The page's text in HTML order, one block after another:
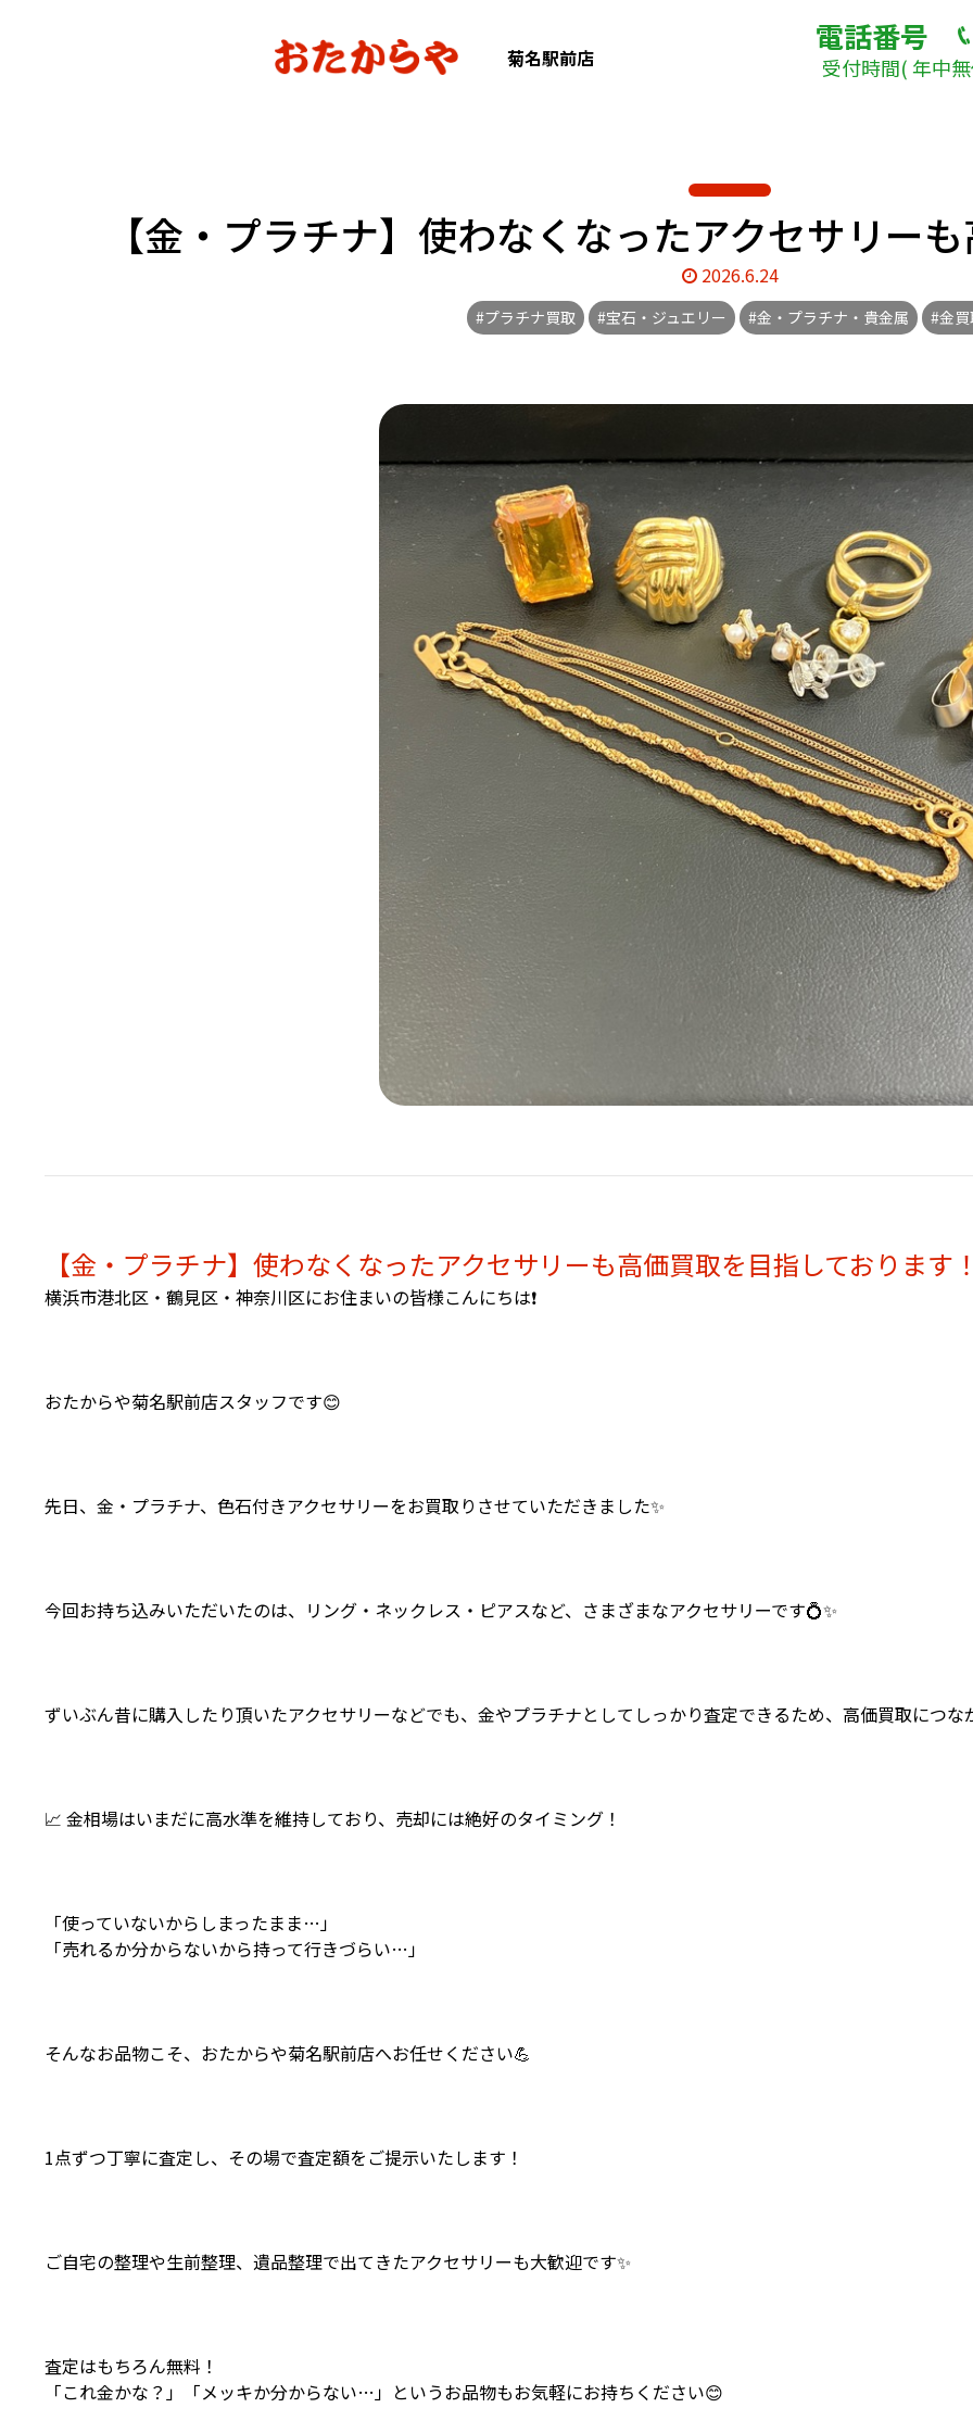
菊名駅前店
電話番号
受付時間( 年中
【金・プラチナ】使わなくなったアクセサリー
2026.6.24
#プラチナ買取 #宝石・ジュエリー #金・プラチナ・貴金属 #金買
【金・プラチナ】使わなくなったアクセサリーも高価買取を目指しております
横浜市港北区・鶴見区・神奈川区にお住まいの皆様こんにちは❗️
おたからや菊名駅前店スタッフです😊
先日、金・プラチナ、色石付きアクセサリーをお買取りさせていただきました✨
今回お持ち込みいただいたのは、リング・ネックレス・ピアスなど、さまざまなアクセサリーです💍✨
ずいぶん昔に購入したり頂いたアクセサリーなどでも、金やプラチナとしてしっかり査定できるため、高価買取につ
📈 金相場はいまだに高水準を維持しており、売却には絶好のタイミング！
「使っていないからしまったまま…」
「売れるか分からないから持って行きづらい…」
そんなお品物こそ、おたからや菊名駅前店へお任せください💪
1点ずつ丁寧に査定し、その場で査定額をご提示いたします！
ご自宅の整理や生前整理、遺品整理で出てきたアクセサリーも大歓迎です✨
査定はもちろん無料！
「これ金かな？」「メッキか分からない…」というお品物もお気軽にお持ちください😊